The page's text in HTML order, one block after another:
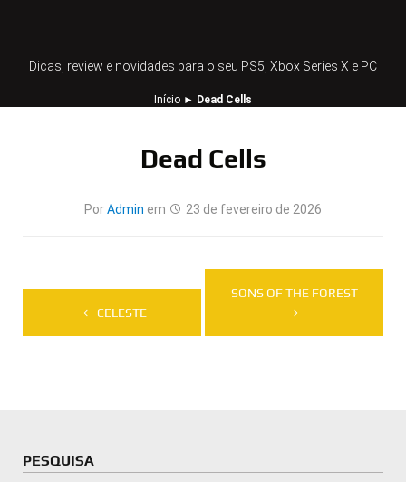
Dicas, review e novidades para o seu PS5, Xbox Series X e PC
Início ► Dead Cells
Dead Cells
PorAdmin em 23 de fevereiro de 2026
Navegação
CELESTE
SONS OF THE FOREST
PESQUISA